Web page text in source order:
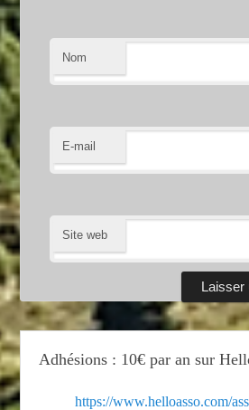
Nom
E-mail
Site web
Adhésions : 10€ par an sur
https://www.helloasso.com/